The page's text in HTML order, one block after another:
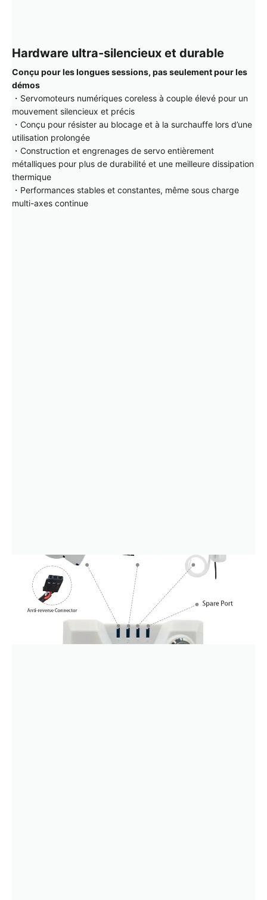
Hardware ultra-silencieux et durable
Conçu pour les longues sessions, pas seulement pour les
démos
・Servomoteurs numériques coreless à couple élevé pour un
mouvement silencieux et précis
・Conçu pour résister au blocage et à la surchauffe lors d’une
utilisation prolongée
・Construction et engrenages de servo entièrement
métalliques pour plus de durabilité et une meilleure dissipation
thermique
・Performances stables et constantes, même sous charge
multi-axes continue